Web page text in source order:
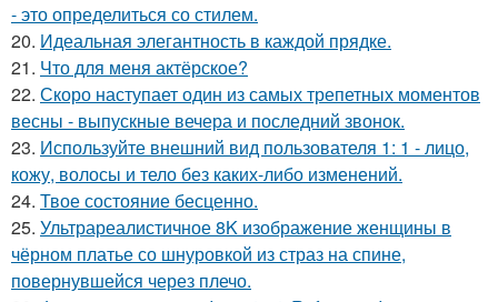
- это определиться со стилем.
20. Идеальная элегантность в каждой прядке.
21. Что для меня актёрское?
22. Скоро наступает один из самых трепетных моментов
весны - выпускные вечера и последний звонок.
23. Используйте внешний вид пользователя 1: 1 - лицо,
кожу, волосы и тело без каких-либо изменений.
24. Твое состояние бесценно.
25. Ультрареалистичное 8K изображение женщины в
чёрном платье со шнуровкой из страз на спине,
повернувшейся через плечо.